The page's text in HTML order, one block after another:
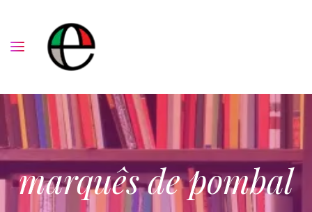
marquês de pombal